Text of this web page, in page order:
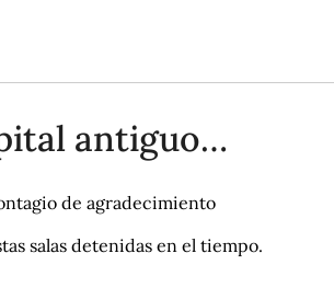
antiguo…
de agradecimiento
salas detenidas en el tiempo.